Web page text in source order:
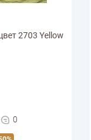
2703 Yellow
0